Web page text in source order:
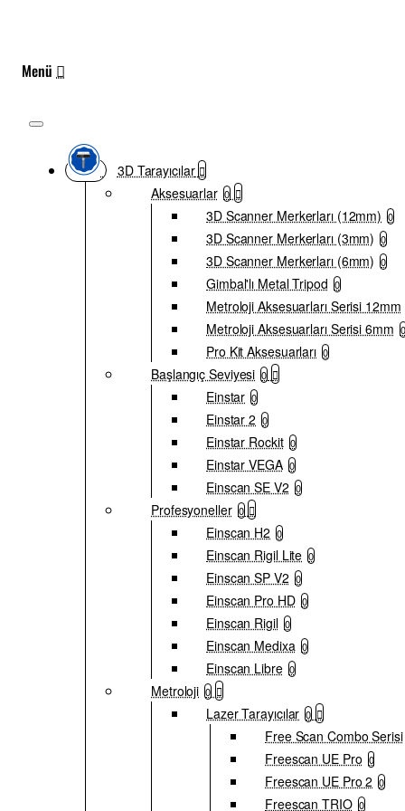
3D Tarayıcılar
Aksesuarlar 0
3D Scanner Merkerları (12mm) 0
3D Scanner Merkerları (3mm) 0
3D Scanner Merkerları (6mm) 0
Gimbal'lı Metal Tripod 0
Metroloji Aksesuarları Serisi 12mm
Metroloji Aksesuarları Serisi 6mm 0
Pro Kit Aksesuarları 0
Başlangıç Seviyesi 0
Einstar 0
Einstar 2 0
Einstar Rockit 0
Einstar VEGA 0
Einscan SE V2 0
Profesyoneller 0
Einscan H2 0
Einscan Rigil Lite 0
Einscan SP V2 0
Einscan Pro HD 0
Einscan Rigil 0
Einscan Medixa 0
Einscan Libre 0
Metroloji 0
Lazer Tarayıcılar 0
Free Scan Combo Serisi
Freescan UE Pro 0
Freescan UE Pro 2 0
Freescan TRIO 0